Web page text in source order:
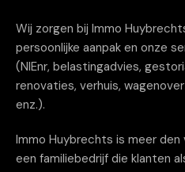
Wij zorgen bij Immo
persoonlijke aanpak en onze
(NIEnr, belastingadvies,
renovaties, verhuis,
enz.).
Immo Huybrechts is meer
een familiebedrijf die klanten